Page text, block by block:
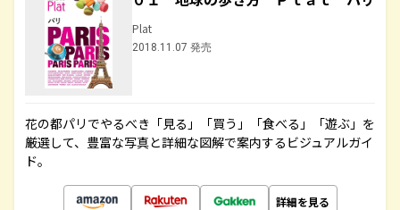
Plat
2018.11.07 発売
花の都パリでやるべき「見る」「買う」「食べる」「遊ぶ」を
厳選して、豊富な写真と詳細な図解で案内するビジュアルガイ
ド。
詳細を見る